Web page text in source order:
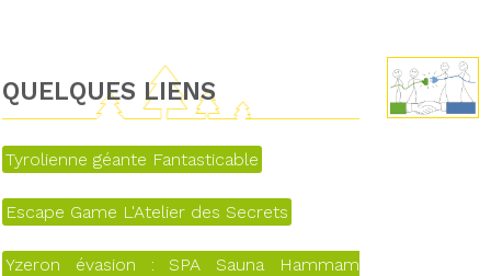
QUELQUES LIENS
Tyrolienne géante Fantasticable
Escape Game L'Atelier des Secrets
Yzeron évasion : SPA Sauna Hammam